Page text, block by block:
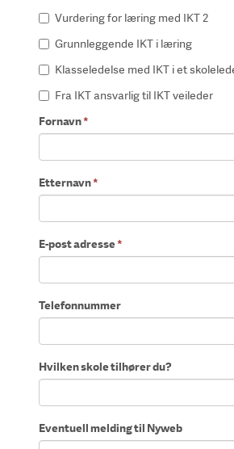
Vurdering for læring med IKT 2
Grunnleggende IKT i læring
Klasseledelse med IKT i et
Fra IKT ansvarlig til IKT veileder
Fornavn*
Etternavn*
E-post adresse*
Telefonnummer
Hvilken skole tilhører du?
Eventuell melding til Nyweb